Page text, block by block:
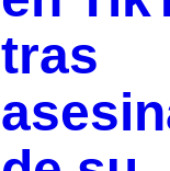
tras